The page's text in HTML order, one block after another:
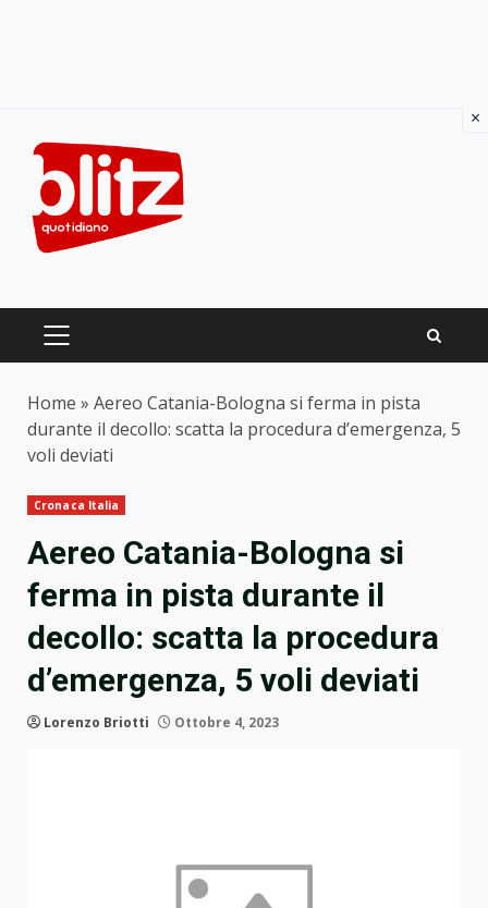
content
PRIMARY
Home » Aereo Catania-Bologna si ferma in pista
durante il decollo: scatta la procedura d’emergenza, 5
voli deviati
Cronaca Italia
Aereo Catania-Bologna si
ferma in pista durante il
decollo: scatta la procedura
d’emergenza, 5 voli deviati
Lorenzo Briotti Ottobre 4, 2023
×